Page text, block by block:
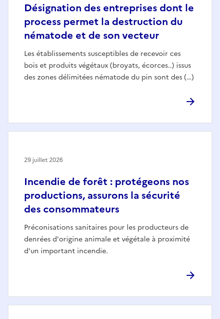
Désignation des entreprises dont le
process permet la destruction du
nématode et de son vecteur
Les établissements susceptibles de recevoir ces
bois et produits végétaux (broyats, écorces..) issus
des zones délimitées nématode du pin sont des (…)
Incendie de forêt : protégeons nos
productions, assurons la sécurité
des consommateurs
Préconisations sanitaires pour les producteurs de
denrées d'origine animale et végétale à proximité
d'un important incendie.
29 juillet 2026